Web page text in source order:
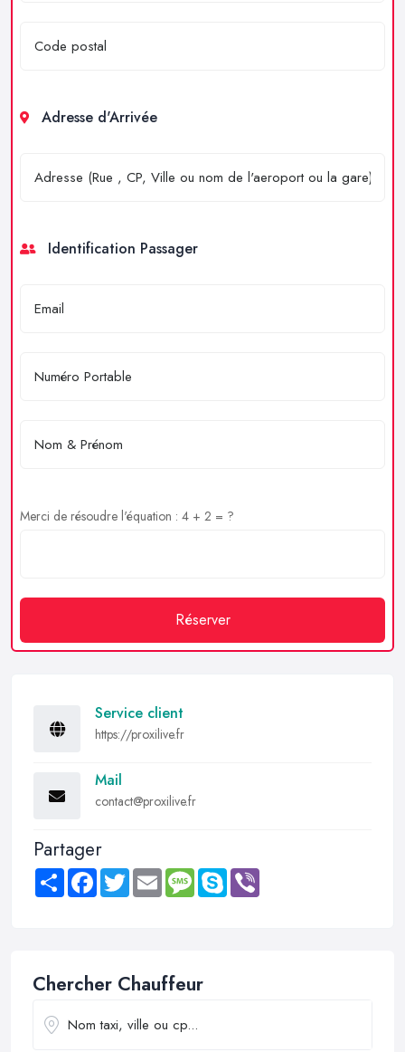
Adresse d'Arrivée
Identification Passager
Merci de résoudre l'équation : 4 + 2 = ?
Réserver
Service client
https://proxilive.fr
Mail
contact@proxilive.fr
Partager
Share FacebookTwitter Email MessageSkype
Chercher Chauffeur